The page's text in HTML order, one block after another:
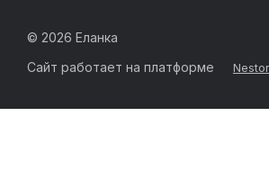
© 2026 Еланка
Сайт работает на платформе